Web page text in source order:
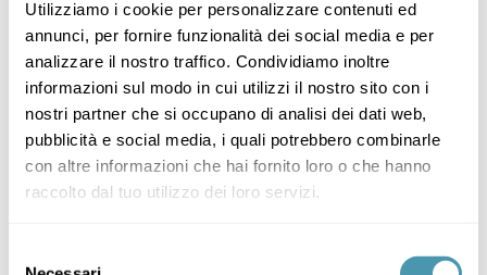
Utilizziamo i cookie per personalizzare contenuti ed
annunci, per fornire funzionalità dei social media e per
analizzare il nostro traffico. Condividiamo inoltre
informazioni sul modo in cui utilizzi il nostro sito con i
nostri partner che si occupano di analisi dei dati web,
pubblicità e social media, i quali potrebbero combinarle
con altre informazioni che hai fornito loro o che hanno
raccolto dal tuo utilizzo dei loro servizi.